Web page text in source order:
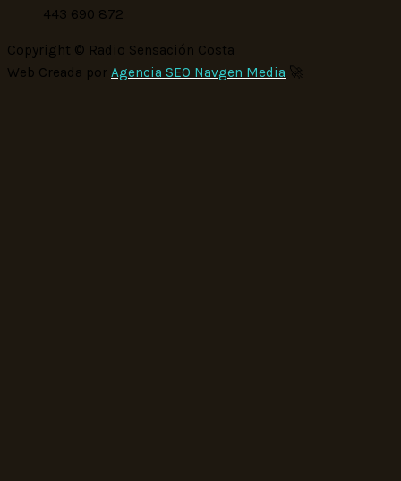
443 690 872
Copyright © Radio Sensación Costa
Web Creada por Agencia SEO Navgen Media 🚀